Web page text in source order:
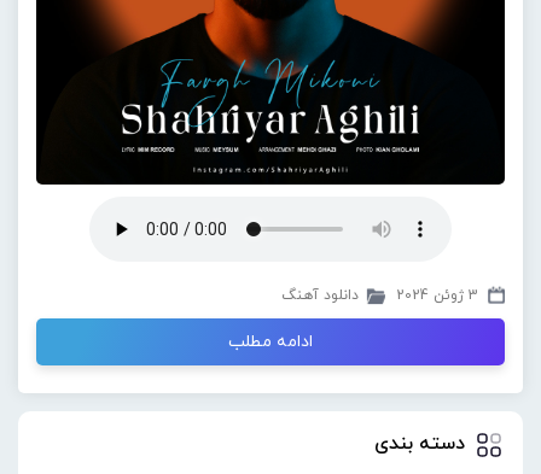
3 ژوئن 2024 دانلود آهنگ
ادامه مطلب
دسته بندی